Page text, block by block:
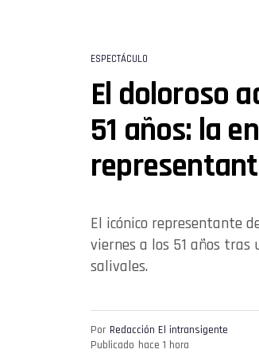
ESPECTÁCULO
El doloroso
51 años: la
El icónico representante
viernes a los 51 años
salivales.
Por Redacción El intransigente
Publicado hace 1 hora